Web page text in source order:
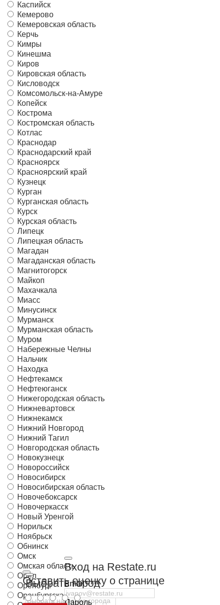
Выбрать город
Вход на Restate.ru
Email
Пароль
Каспийск
Кемерово
Кемеровская область
Керчь
Кимры
Кинешма
Киров
Кировская область
Кисловодск
Комсомольск-на-Амуре
Копейск
Кострома
Костромская область
Котлас
Краснодар
Краснодарский край
Красноярск
Красноярский край
Кузнецк
Курган
Курганская область
Курск
Курская область
Липецк
Липецкая область
Магадан
Магаданская область
Магнитогорск
Майкоп
Махачкала
Миасс
Минусинск
Мурманск
Мурманская область
Муром
Набережные Челны
Нальчик
Находка
Нефтекамск
Нефтеюганск
Нижегородская область
Нижневартовск
Нижнекамск
Нижний Новгород
Нижний Тагил
Новгородская область
Новокузнецк
Новороссийск
Новосибирск
Новосибирская область
Новочебоксарск
Новочеркасск
Новый Уренгой
Норильск
Ноябрьск
Обнинск
Омск
Омская область
Орёл
Оренбург
Оренбургская область
Оставить оценку о странице